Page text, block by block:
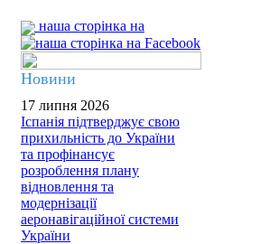
наша сторінка на
Новини
17 липня 2026
Іспанія підтверджує свою
прихильність до України
та профінансує
розроблення плану
відновлення та
модернізації
аеронавігаційної системи
України